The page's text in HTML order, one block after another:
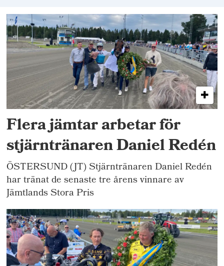
Flera jämtar arbetar för
stjärntränaren Daniel Redén
ÖSTERSUND (JT) Stjärntränaren Daniel Redén
har tränat de senaste tre årens vinnare av
Jämtlands Stora Pris